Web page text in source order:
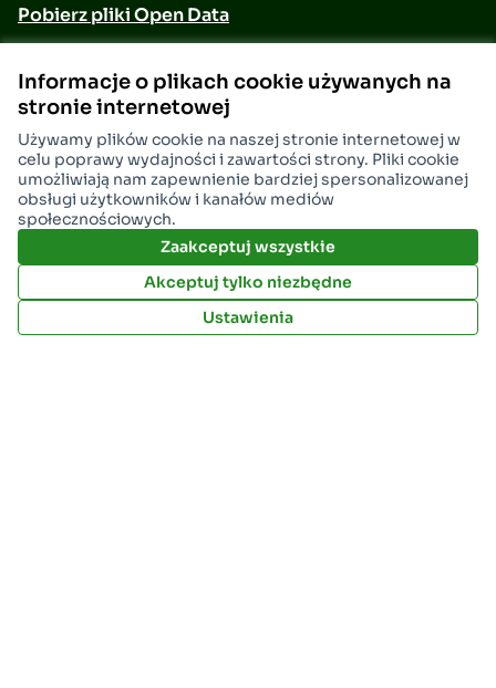
Informacje o plikach cookie używanych na
stronie internetowej
Używamy plików cookie na naszej stronie internetowej w
celu poprawy wydajności i zawartości strony. Pliki cookie
umożliwiają nam zapewnienie bardziej spersonalizowanej
obsługi użytkowników i kanałów mediów
społecznościowych.
Zaakceptuj wszystkie
Akceptuj tylko niezbędne
Ustawienia
Pobierz pliki Open Data
Moje konto
Zarejestruj się
Zaloguj się